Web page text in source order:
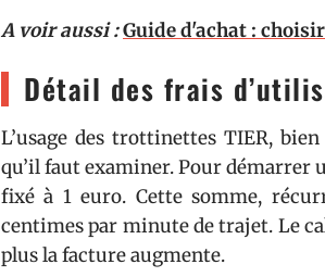
A voir aussi :Guide d'achat :
Détail des frais
L’usage des trottinettes TIER,
qu’il faut examiner. Pour démarrer
fixé à 1 euro. Cette somme,
centimes par minute de trajet. Le
plus la facture augmente.